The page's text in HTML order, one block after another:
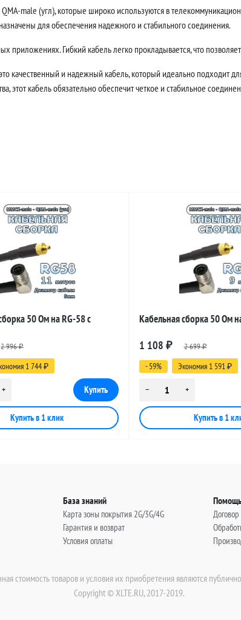
male (угл), которые широко используются в
для обеспечения надежного и стабильного соединения.
Гибкий кабель легко прокладывается, что
качественный и надежный кабель, который идеально подходит
этот кабель обязательно обеспечит четкое и стабильное
50 Ом на RG-58 с
метров
2 996₽
1 744₽
Кабельная сборка 50 Ом
(угловой), 9 метров
1 108 ₽ 2 699₽
- 59% Экономия 1 591 ₽
База знаний
Карта зоны покрытия 2G/3G/4G
Гарантия и возврат
Условия оплаты
стоимость товаров и условия их приобретения являются
Copyright © XLTE.RU, 2017-2019.